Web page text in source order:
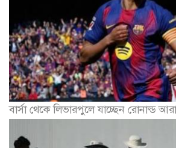
বার্সা থেকে লিভারপুলে যাচ্ছেন রোনাল্ড